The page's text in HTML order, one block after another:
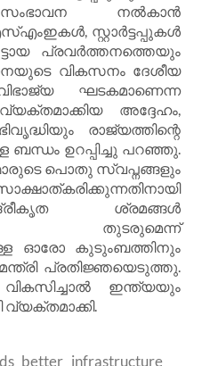
നൽകാൻ
സ്റ്റാർട്ടപ്പുകൾ
പ്രവർത്തനത്തെയും
വികസനം ദേശീയ
ഘടകമാണെന്ന
അദ്ദേഹം,
രാജ്യത്തിന്റെ
ബന്ധം ഉറപ്പിച്ചു പറഞ്ഞു.
പൊതു സ്വപ്നങ്ങളും
ശ്രമങ്ങൾ
തുടരുമെന്ന്
ഓരോ കുടുംബത്തിനും
പ്രതിജ്ഞയെടുത്തു.
ഇന്ത്യയും
വ്യക്തമാക്കി.
better infrastructure